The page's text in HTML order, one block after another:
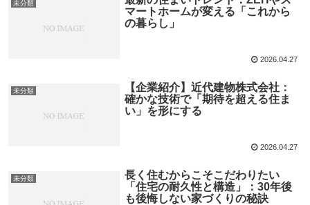
未分類
マートホームが変える「これから
の暮らし」
2026.04.27
未分類
【企業紹介】近代建物株式会社：
確かな技術で「期待を超える住ま
い」を形にする
2026.04.27
未分類
長く住むからこそこだわりたい
「住宅の耐久性と構造」：30年後
も後悔しない家づくりの秘訣